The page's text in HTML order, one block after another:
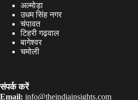
अल्मोड़ा
उधम सिंह नगर
चंपावत
टिहरी गढ़वाल
बागेश्वर
चमोली
संपर्क करें
Email: info@theindiainsights.com